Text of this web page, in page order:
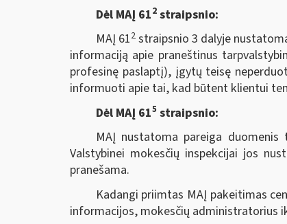
Dėl MAĮ 612straipsnio:
MAĮ 612straipsnio 3 dalyje
informaciją apie praneštinus
profesinę paslaptį), įgytų teisę
informuoti apie tai, kad būtent klientui
Dėl MAĮ 615 straipsnio:
MAĮ nustatoma pareiga
Valstybinei mokesčių inspekcijai jos
pranešama.
Kadangi priimtas MAĮ pakeitimas
informacijos, mokesčių administratorius